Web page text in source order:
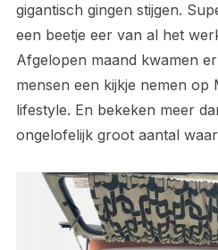
gigantisch gingen stijgen.
een beetje eer van al het
Afgelopen maand kwamen
mensen een kijkje nemen op
lifestyle. En bekeken meer
ongelofelijk groot aantal